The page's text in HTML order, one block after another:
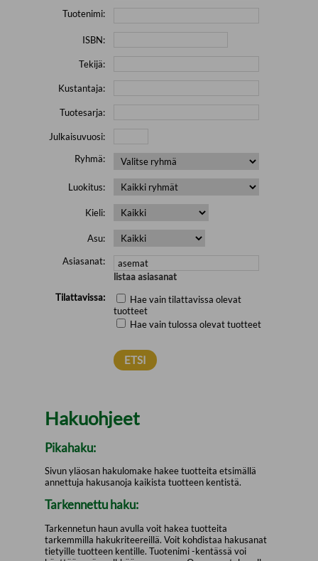
Tuotenimi:
ISBN:
Tekijä:
Kustantaja:
Tuotesarja:
Julkaisuvuosi:
Ryhmä:
Luokitus:
Kieli:
Asu:
Asiasanat:
listaa asiasanat
Tilattavissa:
Hae vain tilattavissa olevat
tuotteet
Hae vain tulossa olevat tuotteet
Hakuohjeet
Pikahaku:
Sivun yläosan hakulomake hakee tuotteita etsimällä
annettuja hakusanoja kaikista tuotteen kentistä.
Tarkennettu haku:
Tarkennetun haun avulla voit hakea tuotteita
tarkemmilla hakukriteereillä. Voit kohdistaa hakusanat
tietyille tuotteen kentille. Tuotenimi -kentässä voi